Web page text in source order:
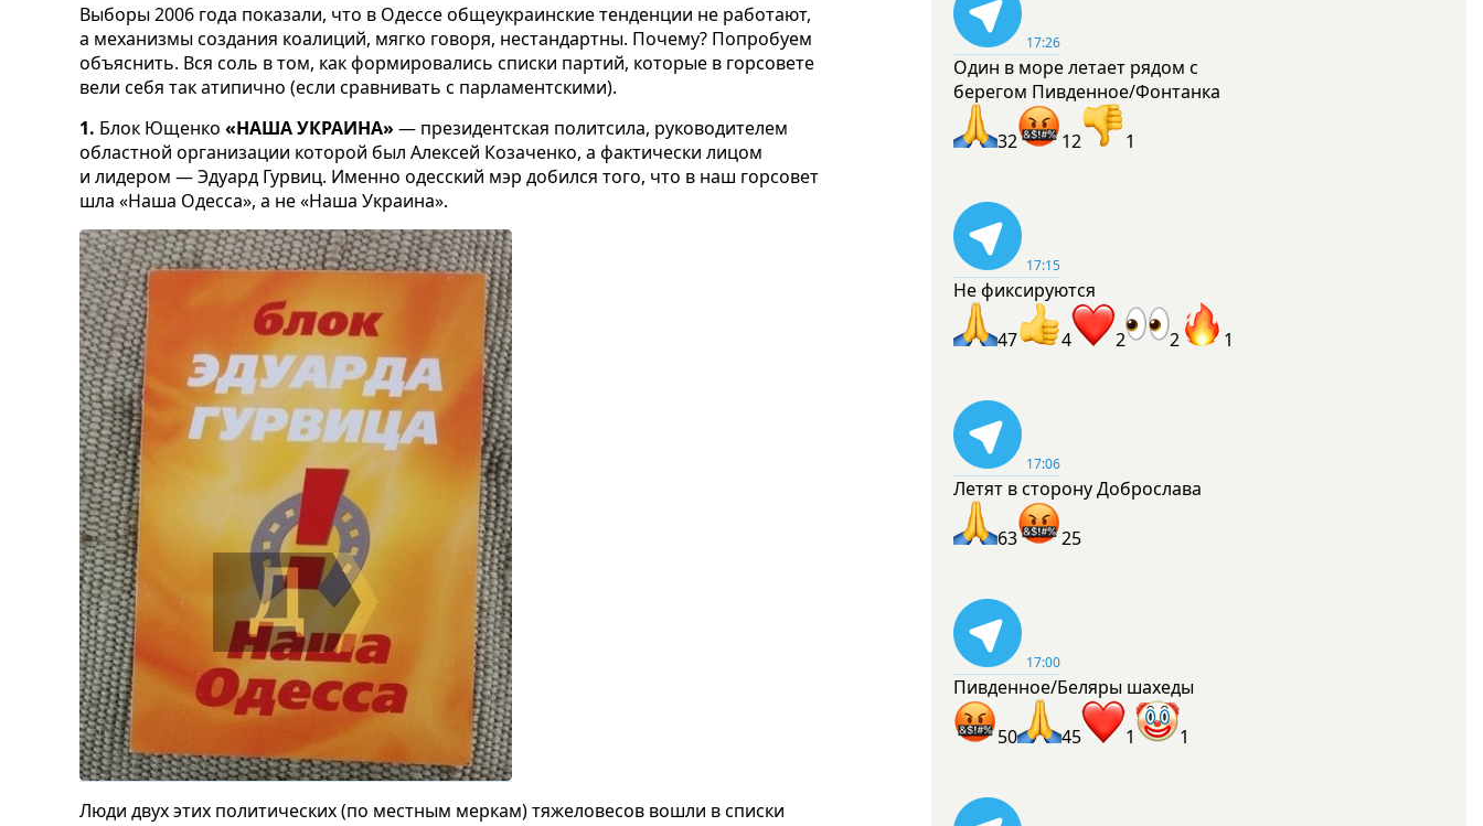
Выборы 2006 года показали, что в Одессе общеукраинские тенденции не работают,
а механизмы создания коалиций, мягко говоря, нестандартны. Почему? Попробуем
объяснить. Вся соль в том, как формировались списки партий, которые в горсовете
вели себя так атипично (если сравнивать с парламентскими).
1. Блок Ющенко «НАША УКРАИНА»— президентская политсила, руководителем
областной организации которой был Алексей Козаченко, а фактически лицом
и лидером — Эдуард Гурвиц. Именно одесский мэр добился того, что в наш горсовет
шла «Наша Одесса», а не «Наша Украина».
Люди двух этих политических (по местным меркам) тяжеловесов вошли в списки
17:26
Один в море летает рядом с
берегом Пивденное/Фонтанка
32 12 1
17:15
Не фиксируются
47 4 2 2 1
17:06
Летят в сторону Доброслава
63 25
17:00
Пивденное/Беляры шахеды
50 45 1 1